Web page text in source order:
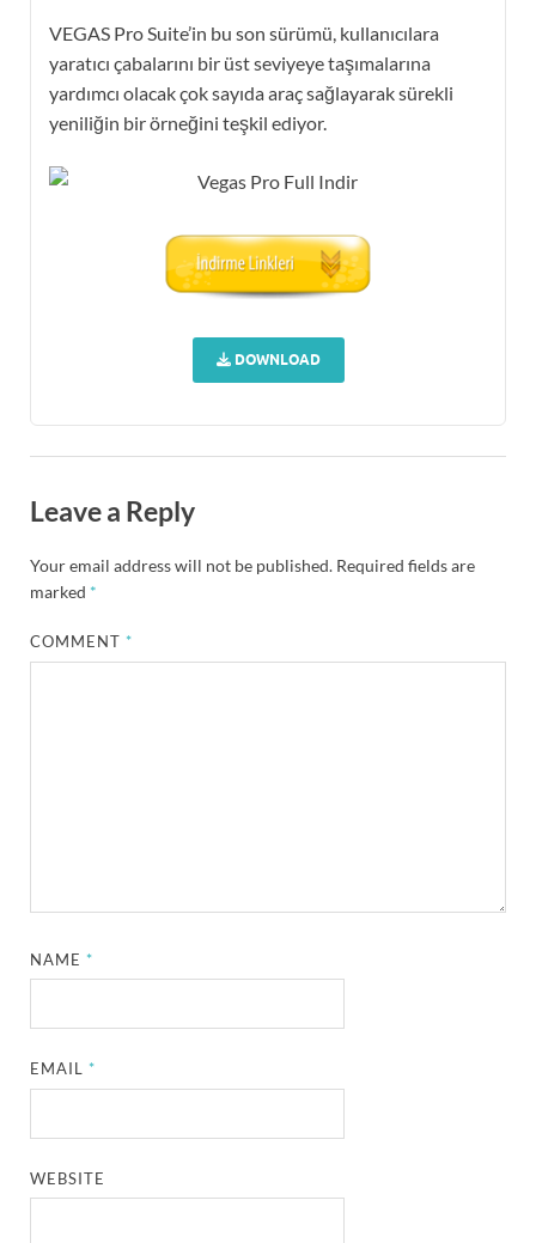
VEGAS Pro Suite’in bu son sürümü, kullanıcılara
yaratıcı çabalarını bir üst seviyeye taşımalarına
yardımcı olacak çok sayıda araç sağlayarak sürekli
yeniliğin bir örneğini teşkil ediyor.
DOWNLOAD
Leave a Reply
Your email address will not be published. Required fields are
marked *
COMMENT*
NAME*
EMAIL*
WEBSITE